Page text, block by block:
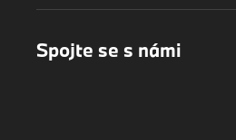
Spojte se s námi